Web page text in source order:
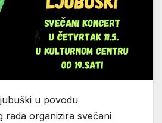
u povodu
rada organizira svečani